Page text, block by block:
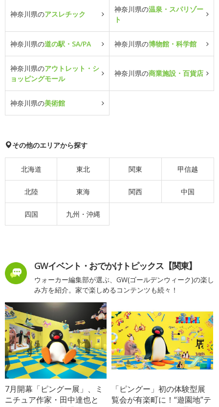
神奈川県のアスレチック
神奈川県の温泉・スパリゾー
ト
神奈川県の道の駅・SA/PA 神奈川県の博物館・科学館
神奈川県のアウトレット・シ
ョッピングモール
神奈川県の商業施設・百貨店
神奈川県の美術館
その他のエリアから探す
北海道 東北 関東 甲信越
北陸 東海 関西 中国
四国 九州・沖縄
GWイベント・おでかけトピックス【関東】
ウォーカー編集部が選ぶ、GW(ゴールデンウィーク)の楽し
み方を紹介。家で楽しめるコンテンツも続々！
7月開幕「ピングー展」、ミ
ニチュア作家・田中達也と
「ピングー」初の体験型展
覧会が有楽町に！“遊園地”テ